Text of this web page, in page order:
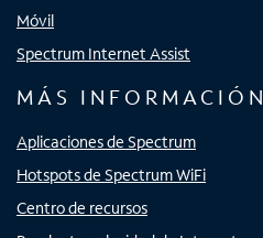
Móvil
Spectrum Internet Assist
MÁS INFORMACIÓN
Aplicaciones de Spectrum
Hotspots de Spectrum WiFi
Centro de recursos